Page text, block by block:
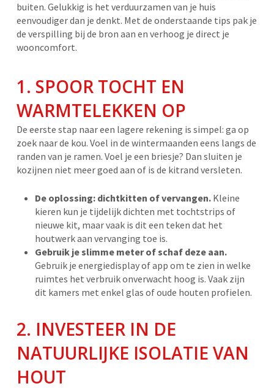
buiten. Gelukkig is het verduurzamen van je huis
eenvoudiger dan je denkt. Met de onderstaande tips pak je
de verspilling bij de bron aan en verhoog je direct je
wooncomfort.
1. SPOOR TOCHT EN
WARMTELEKKEN OP
De eerste stap naar een lagere rekening is simpel: ga op
zoek naar de kou. Voel in de wintermaanden eens langs de
randen van je ramen. Voel je een briesje? Dan sluiten je
kozijnen niet meer goed aan of is de kitrand versleten.
De oplossing: dichtkitten of vervangen.Kleine
kieren kun je tijdelijk dichten met tochtstrips of
nieuwe kit, maar vaak is dit een teken dat het
houtwerk aan vervanging toe is.
Gebruik je slimme meter of schaf deze aan.
Gebruik je energiedisplay of app om te zien in welke
ruimtes het verbruik onverwacht hoog is. Vaak zijn
dit kamers met enkel glas of oude houten profielen.
2. INVESTEER IN DE
NATUURLIJKE ISOLATIE VAN
HOUT